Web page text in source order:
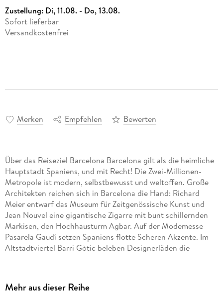
Zustellung: Di, 11.08. - Do, 13.08.
Sofort lieferbar
Versandkostenfrei
Merken Empfehlen Bewerten
Über das Reiseziel Barcelona Barcelona gilt als die heimliche
Hauptstadt Spaniens, und mit Recht! Die Zwei-Millionen-
Metropole ist modern, selbstbewusst und weltoffen. Große
Architekten reichen sich in Barcelona die Hand: Richard
Meier entwarf das Museum für Zeitgenössische Kunst und
Jean Nouvel eine gigantische Zigarre mit bunt schillernden
Markisen, den Hochhausturm Agbar. Auf der Modemesse
Pasarela Gaudí setzen Spaniens flotte Scheren Akzente. Im
Altstadtviertel Barri Gòtic beleben Designerläden die
Mehr aus dieser Reihe